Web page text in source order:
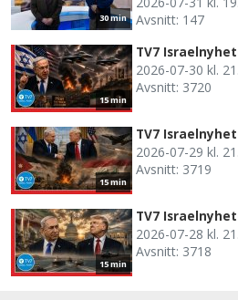
30 min
Avsnitt: 147
15 min
TV7
2026-07-30 kl.
Avsnitt: 3720
15 min
TV7
2026-07-29 kl.
Avsnitt: 3719
15 min
TV7
2026-07-28 kl.
Avsnitt: 3718